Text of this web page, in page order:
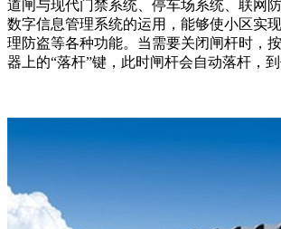
道闸与现代门禁系统、停车场系统、联网
数字信息管理系统的运用，能够使小区实
理防盗等各种功能。当需要关闭闸杆时，
器上的“落杆”键，此时闸杆会自动落杆，到